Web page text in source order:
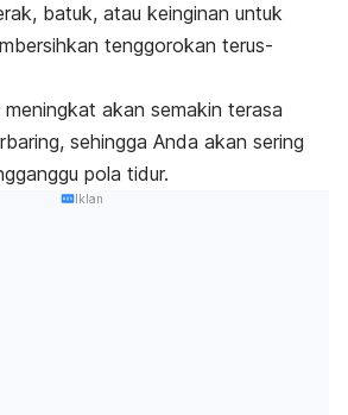
batuk, atau keinginan untuk
tenggorokan terus-
akan semakin terasa
sehingga Anda akan sering
pola tidur.
Iklan